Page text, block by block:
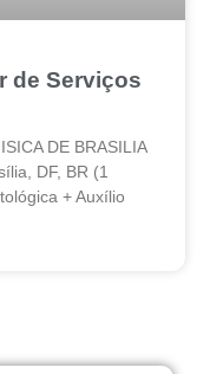
de Serviços
DE BRASILIA
DF, BR (1
+ Auxílio